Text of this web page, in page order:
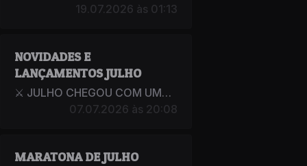
19.07.2026 às 01:13
NOVIDADES E
LANÇAMENTOS JULHO
⚔️ JULHO CHEGOU COM UMA NOVA DINÂMICA NO NERDMU! Alô, Nerds...
07.07.2026 às 20:08
MARATONA DE JULHO